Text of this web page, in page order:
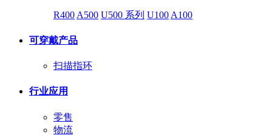
R400 A500 U500 系列 U100 A100
可穿戴产品
扫描指环
行业应用
零售
物流